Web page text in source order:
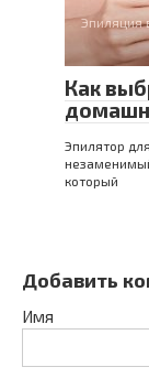
Эпиляция
Как
Эпилятор
который
Добавить
Имя